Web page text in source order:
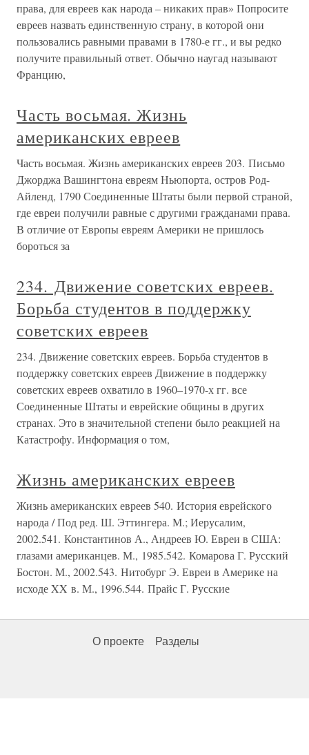
права, для евреев как народа – никаких прав» Попросите
евреев назвать единственную страну, в которой они
пользовались равными правами в 1780-е гг., и вы редко
получите правильный ответ. Обычно наугад называют
Францию,
Часть восьмая. Жизнь
американских евреев
Часть восьмая. Жизнь американских евреев 203. Письмо
Джорджа Вашингтона евреям Ньюпорта, остров Род-
Айленд, 1790 Соединенные Штаты были первой страной,
где евреи получили равные с другими гражданами права.
В отличие от Европы евреям Америки не пришлось
бороться за
234. Движение советских евреев.
Борьба студентов в поддержку
советских евреев
234. Движение советских евреев. Борьба студентов в
поддержку советских евреев Движение в поддержку
советских евреев охватило в 1960–1970-х гг. все
Соединенные Штаты и еврейские общины в других
странах. Это в значительной степени было реакцией на
Катастрофу. Информация о том,
Жизнь американских евреев
Жизнь американских евреев 540. История еврейского
народа / Под ред. Ш. Эттингера. М.; Иерусалим,
2002.541. Константинов А., Андреев Ю. Евреи в США:
глазами американцев. М., 1985.542. Комарова Г. Русский
Бостон. М., 2002.543. Нитобург Э. Евреи в Америке на
исходе XX в. М., 1996.544. Прайс Г. Русские
О проекте Разделы